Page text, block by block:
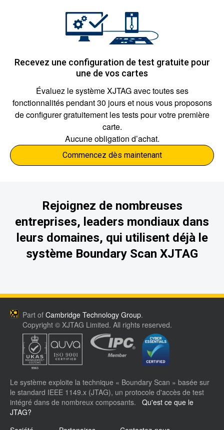
Recevez une configuration de test gratuite pour
une de vos cartes
Évaluez le système XJTAG avec toutes ses
fonctionnalités pendant 30 jours et nous vous proposons
de configurer gratuitement les tests pour votre première
carte.
Aucune obligation d’achat.
Commencez dès maintenant
Rejoignez de nombreuses
entreprises, leaders mondiaux dans
leurs domaines, qui utilisent déjà le
système Boundary Scan XJTAG
Part ofCambridge Technology Group.
Copyright © XJTAG Limited. All rights reserved.
Le système exploite la technique « Boundary Scan » basée sur
le standard IEEE 1149.x (JTAG), un protocole d'accès de test
intégré dans de nombreux composants. Qu'est ce que le
JTAG?